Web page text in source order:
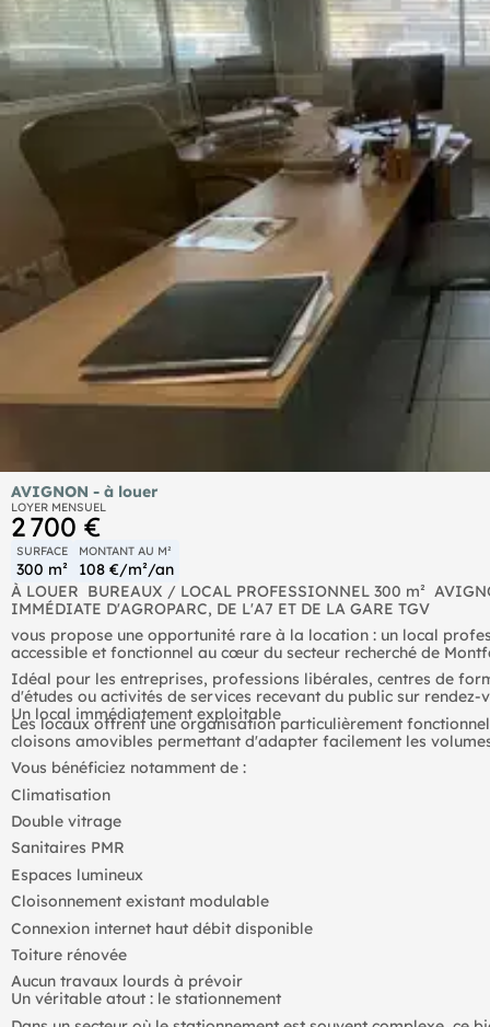
AVIGNON - à louer
LOYER MENSUEL
2 700 €
SURFACE
300 m²
MONTANT AU M²
108 €/m²/an
À LOUER  BUREAUX / LOCAL PROFESSIONNEL 300 m² 
IMMÉDIATE D'AGROPARC, DE L'A7 ET DE LA GARE TGV
vous propose une opportunité rare à la location : un local
accessible et fonctionnel au cœur du secteur recherché de
Idéal pour les entreprises, professions libérales, centres de
d'études ou activités de services recevant du public sur rendez-
Un local immédiatement exploitable
Les locaux offrent une organisation particulièrement
cloisons amovibles permettant d'adapter facilement les
Vous bénéficiez notamment de :
Climatisation
Double vitrage
Sanitaires PMR
Espaces lumineux
Cloisonnement existant modulable
Connexion internet haut débit disponible
Toiture rénovée
Aucun travaux lourds à prévoir
Un véritable atout : le stationnement